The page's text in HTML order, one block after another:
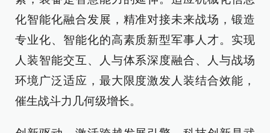
化智能化融合发展，精准对接未来战场，锻造
专业化、智能化的高素质新型军事人才。实现
人装智能交互、人与体系深度融合、人与战场
环境广泛适应，最大限度激发人装结合效能，
催生战斗力几何级增长。